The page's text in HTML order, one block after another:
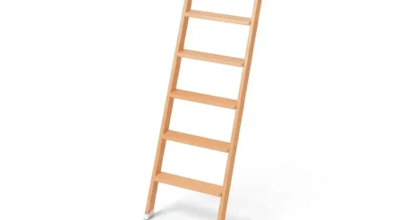
Parapetti Ringhiere Balaustre in acciaio e alluminio
Cerniere freni per porte
Articoli per la casa
Scale per libreria in legno 11